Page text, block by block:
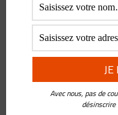
Epargne
Facebook
Jinri Toutiao
Live
Avec nous, pas de
désinscrire